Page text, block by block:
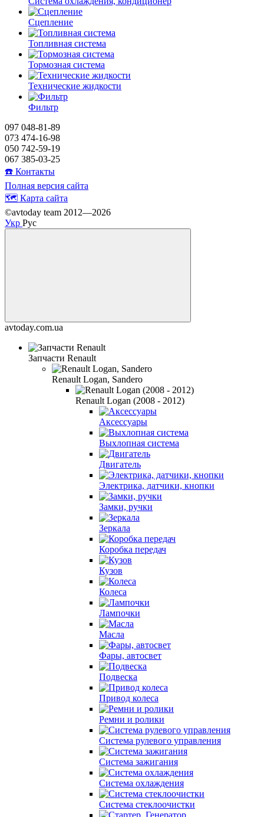
Сцепление
Топливная система
Тормозная система
Технические жидкости
Фильтр
097 048-81-89
073 474-16-98
050 742-59-19
067 385-03-25
☎️ Контакты
Полная версия сайта
🗺️ Карта сайта
©avtoday team 2012—2026
Укр Рус
avtoday.com.ua
Запчасти Renault
Renault Logan, Sandero
Renault Logan (2008 - 2012)
Аксессуары
Выхлопная система
Двигатель
Электрика, датчики, кнопки
Замки, ручки
Зеркала
Коробка передач
Кузов
Колеса
Лампочки
Масла
Фары, автосвет
Подвеска
Привод колеса
Ремни и ролики
Система рулевого управления
Система зажигания
Система охлаждения
Система cтеклоочистки